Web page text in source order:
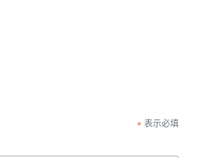
* 表示必填